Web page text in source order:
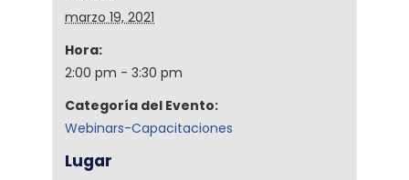
marzo 19, 2021
Hora:
2:00 pm - 3:30 pm
Categoría del Evento:
Webinars-Capacitaciones
Lugar